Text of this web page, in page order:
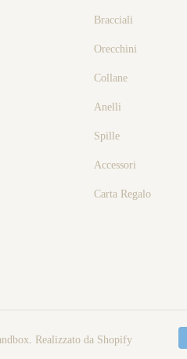
Bracciali
Orecchini
Collane
Anelli
Spille
Accessori
Carta Regalo
Realizzato da Shopify